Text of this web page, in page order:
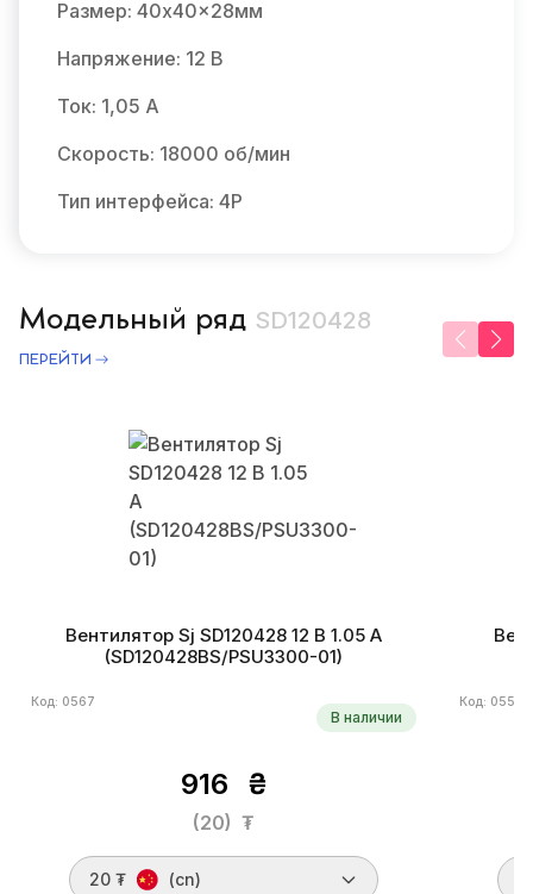
Размер: 40x40x28мм
Напряжение: 12 В
Ток: 1,05 А
Скорость: 18000 об/мин
Тип интерфейса: 4P
Модельный ряд SD120428
ПЕРЕЙТИ
Вентилятор Sj SD120428 12 В 1.05 A
(SD120428BS/PSU3300-01)
Код: 0567
В наличии
916 ₴
(20) ₮
20 ₮ (cn)
Код: 0558